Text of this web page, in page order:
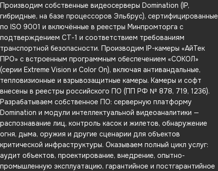
Производим собственные видеосерверы Domination (IP,
гибридные, на базе процессоров Эльбрус), сертифицированные
по ISO 9001 и включённые в реестры Минпромторга с
подтверждением СТ-1 и соответствием требованиям
транспортной безопасности. Производим IP-камеры «АйТек
ПРО» с встроенным программным обеспечением «СОКОЛ»
(серии Extreme Vision и Color On), включая антивандальные,
тепловизионные и взрывозащитные камеры. Камеры и софт
внесены в реестры российского ПО (ПП РФ № 878, 719, 1236).
Разрабатываем собственное ПО: серверную платформу
Domination и модули интеллектуальной видеоаналитики —
распознавание лиц, контроль касок и жилетов, обнаружение
огня, дыма, оружия и другие сценарии для объектов
критической инфраструктуры. Оказываем полный цикл услуг:
аудит объектов, проектирование, внедрение, опытно-
промышленную эксплуатацию, гарантийное и постгарантийное